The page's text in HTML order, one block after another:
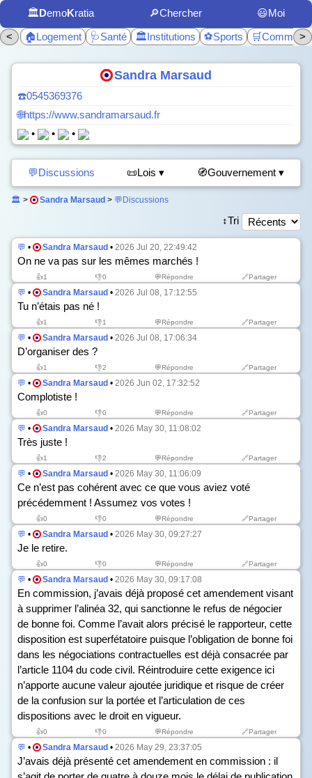
🏛️DemoKratia 🔎Chercher
😃Moi
<
🏠Logement 🩺Santé 🏛️Institutions ⚽Sports >
Sandra Marsaud
☎️0545369376
🌐https://www.sandramarsaud.fr
•
• •
💬Discussions 📜Lois ▾ 🧭Gouvernement ▾
🏛️ > Sandra Marsaud > 💬Discussions
↕️Tri
💬 • Sandra Marsaud • 2026 Jul 20, 22:49:42
On ne va pas sur les mêmes marchés !
👍1 👎0 💬Répondre 🔗Partager
💬 • Sandra Marsaud • 2026 Jul 08, 17:12:55
Tu n’étais pas né !
👍1 👎1 💬Répondre 🔗Partager
💬 • Sandra Marsaud • 2026 Jul 08, 17:06:34
D’organiser des ?
👍1 👎2 💬Répondre 🔗Partager
💬 • Sandra Marsaud • 2026 Jun 02, 17:32:52
Complotiste !
👍0 👎0 💬Répondre 🔗Partager
💬 • Sandra Marsaud • 2026 May 30, 11:08:02
Très juste !
👍1 👎2 💬Répondre 🔗Partager
💬 • Sandra Marsaud • 2026 May 30, 11:06:09
Ce n’est pas cohérent avec ce que vous aviez voté
précédemment ! Assumez vos votes !
👍0 👎0 💬Répondre 🔗Partager
💬 • Sandra Marsaud • 2026 May 30, 09:27:27
Je le retire.
👍0 👎0 💬Répondre 🔗Partager
💬 • Sandra Marsaud • 2026 May 30, 09:17:08
En commission, j’avais déjà proposé cet amendement visant
à supprimer l’alinéa 32, qui sanctionne le refus de négocier
de bonne foi. Comme l’avait alors précisé le rapporteur, cette
disposition est superfétatoire puisque l’obligation de bonne foi
dans les négociations contractuelles est déjà consacrée par
l’article 1104 du code civil. Réintroduire cette exigence ici
n’apporte aucune valeur ajoutée juridique et risque de créer
de la confusion sur la portée et l’articulation de ces
dispositions avec le droit en vigueur.
👍0 👎0 💬Répondre 🔗Partager
💬 • Sandra Marsaud • 2026 May 29, 23:37:05
J’avais déjà présenté cet amendement en commission : il